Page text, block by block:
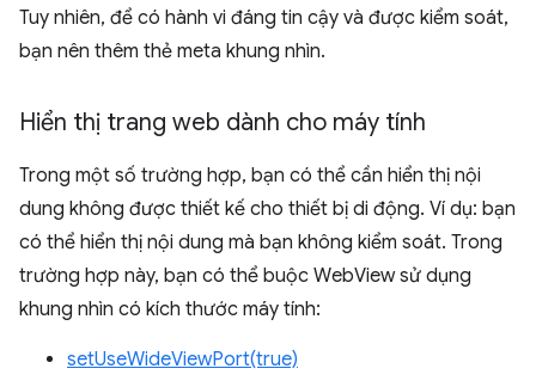
Tuy nhiên, để có hành vi đáng tin cậy và được kiểm soát,
bạn nên thêm thẻ meta khung nhìn.
Hiển thị trang web dành cho máy tính
Trong một số trường hợp, bạn có thể cần hiển thị nội
dung không được thiết kế cho thiết bị di động. Ví dụ: bạn
có thể hiển thị nội dung mà bạn không kiểm soát. Trong
trường hợp này, bạn có thể buộc WebView sử dụng
khung nhìn có kích thước máy tính:
setUseWideViewPort(true)